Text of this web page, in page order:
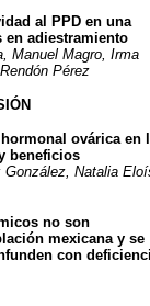
al PPD en una
adiestramiento
Manuel Magro, Irma
Pérez
ovárica en
beneficios
González, Natalia
no son
mexicana y se
con